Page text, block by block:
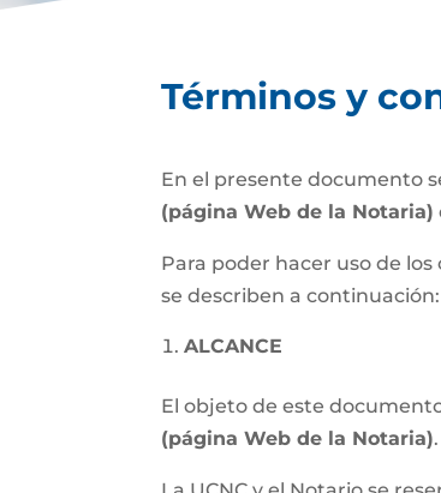
Términos y
En el presente documento
(página Web de la Notaria)
Para poder hacer uso de
se describen a continuación:
ALCANCE
El objeto de este
(página Web de la Notaria).